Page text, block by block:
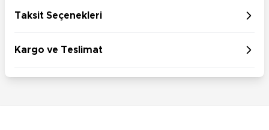
Taksit Seçenekleri
Kargo ve Teslimat